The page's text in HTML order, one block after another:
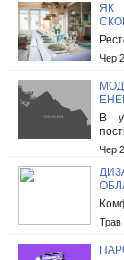
ЯК
Чер
В
Чер
Трав